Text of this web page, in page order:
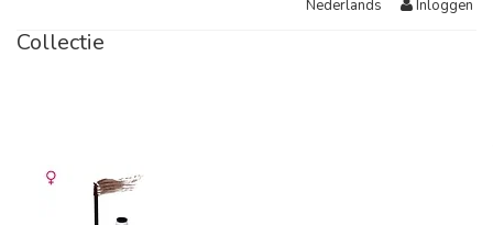
Nederlands Inloggen
Collectie